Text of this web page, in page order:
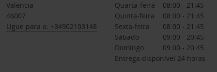
Valencia
46007
Ligue para o: +34902103148
Quarta-feira
08:00 - 21:45
Quinta-feira
08:00 - 21:45
Sexta-feira
08:00 - 21:45
Sábado
09:00 - 20:45
Domingo
09:00 - 20:45
Entrega disponível 24 horas